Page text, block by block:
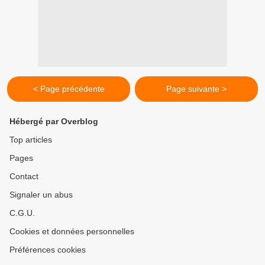
< Page précédente Page suivante >
Hébergé par Overblog
Top articles
Pages
Contact
Signaler un abus
C.G.U.
Cookies et données personnelles
Préférences cookies